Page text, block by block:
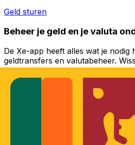
Geld sturen
Beheer je geld en je valuta
De Xe-app heeft alles wat je nodig
geldtransfers en valutabeheer.
koerswaarschuwingen in en maak
buitenland zonder verborgen
vandaag nog!